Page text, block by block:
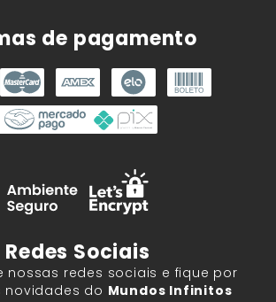
de pagamento
Redes Sociais
nossas redes sociais e fique por
novidades do Mundos Infinitos